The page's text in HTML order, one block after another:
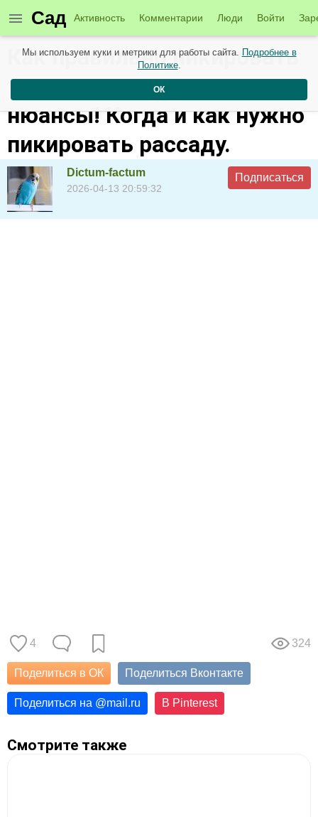
Сад Активность Комментарии Люди Войти
Как правильно пикировать
томаты - все тонкости и
нюансы! Когда и как нужно
пикировать рассаду.
Dictum-factum
2026-04-13 20:59:32
Подписаться
4 324
Поделиться в ОК Поделиться Вконтакте
Поделиться на @mail.ru В Pinterest
Смотрите также
Мы используем куки и метрики для работы сайта. Подробнее в
Политике.
ОК